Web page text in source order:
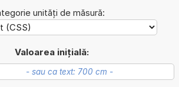
unități de măsură:
Valoarea inițială: